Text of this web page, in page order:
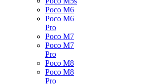
Poco M6
Poco M6
Pro
Poco M7
Poco M7
Pro
Poco M8
Poco M8
Pro